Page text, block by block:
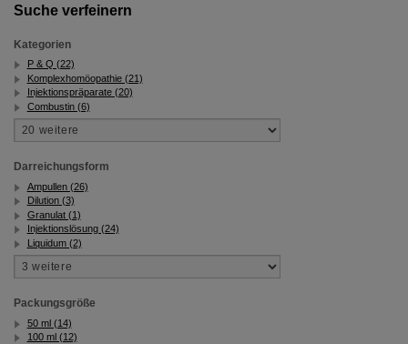
Suche verfeinern
Kategorien
P & Q (22)
Komplexhomöopathie (21)
Injektionspräparate (20)
Combustin (6)
Darreichungsform
Ampullen (26)
Dilution (3)
Granulat (1)
Injektionslösung (24)
Liquidum (2)
Packungsgröße
50 ml (14)
100 ml (12)